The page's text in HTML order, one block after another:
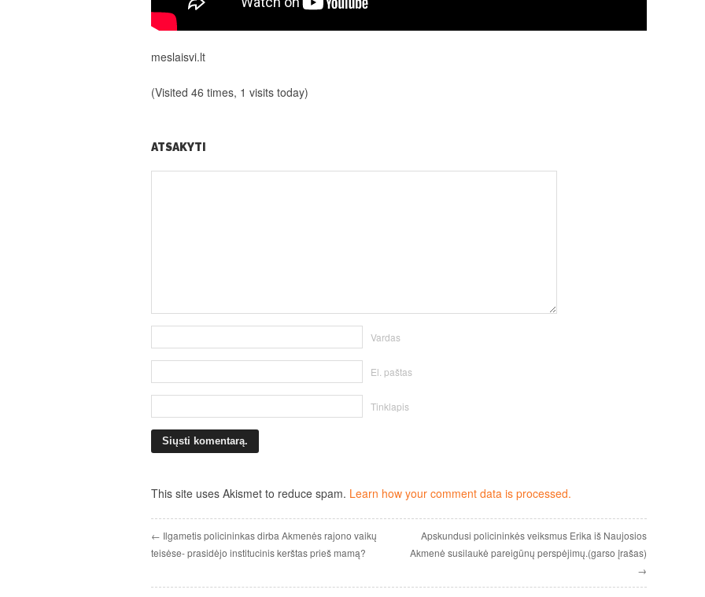
meslaisvi.lt
(Visited 46 times, 1 visits today)
ATSAKYTI
Vardas
El. paštas
Tinklapis
This site uses Akismet to reduce spam. Learn how your comment data is processed.
← Ilgametis policininkas dirba Akmenės rajono vaikų
teisėse- prasidėjo institucinis kerštas prieš mamą?
Apskundusi policininkės veiksmus Erika iš Naujosios
Akmenė susilaukė pareigūnų perspėjimų.(garso įrašas)
→